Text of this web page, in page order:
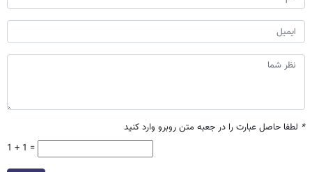
* لطفا حاصل عبارت را در جعبه متن روبرو وارد کنید
1 + 1 =